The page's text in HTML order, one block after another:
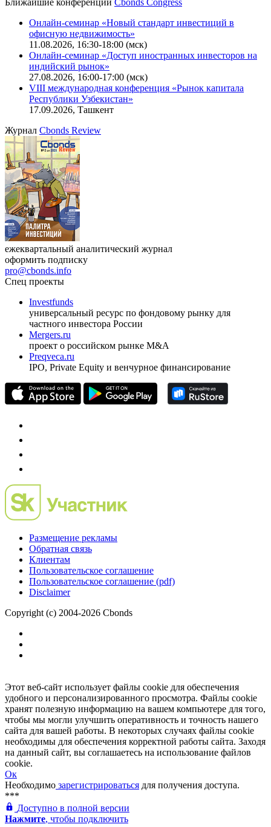
Ближайшие конференции Cbonds Congress
Онлайн-семинар «Новый стандарт инвестиций в
офисную недвижимость»
11.08.2026, 16:30-18:00 (мск)
Онлайн-семинар «Доступ иностранных инвесторов на
индийский рынок»
27.08.2026, 16:00-17:00 (мск)
VIII международная конференция «Рынок капитала
Республики Узбекистан»
17.09.2026, Ташкент
Журнал Cbonds Review
ежеквартальный аналитический журнал
оформить подписку
pro@cbonds.info
Спец проекты
Investfunds
универсальный ресурс по фондовому рынку для
частного инвестора России
Mergers.ru
проект о российском рынке M&A
Preqveca.ru
IPO, Private Equity и венчурное финансирование
Размещение рекламы
Обратная связь
Клиентам
Пользовательское соглашение
Пользовательское соглашение (pdf)
Disclaimer
Copyright (c) 2004-2026 Cbonds
Этот веб-сайт использует файлы cookie для обеспечения
удобного и персонализированного просмотра. Файлы cookie
хранят полезную информацию на вашем компьютере для того,
чтобы мы могли улучшить оперативность и точность нашего
сайта для вашей работы. В некоторых случаях файлы cookie
необходимы для обеспечения корректной работы сайта. Заходя
на данный сайт, вы соглашаетесь на использование файлов
cookie.
Ок
Необходимо зарегистрироваться для получения доступа.
***
Доступно в полной версии
Нажмите, чтобы подключить